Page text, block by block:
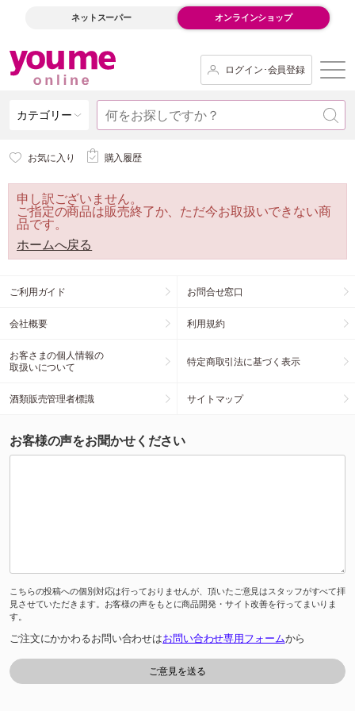
ネットスーパー オンラインショップ
ログイン･会員登録
カテゴリー
お気に入り 購入履歴
申し訳ございません。
ご指定の商品は販売終了か、ただ今お取扱いできない商
品です。
ホームへ戻る
ご利用ガイド お問合せ窓口
会社概要 利用規約
お客さまの個人情報の
取扱いについて
特定商取引法に基づく表示
酒類販売管理者標識 サイトマップ
お客様の声をお聞かせください
こちらの投稿への個別対応は行っておりませんが、頂いたご意見はスタッフがすべて拝
見させていただきます。お客様の声をもとに商品開発・サイト改善を行ってまいりま
す。
ご注文にかかわるお問い合わせはお問い合わせ専用フォームから